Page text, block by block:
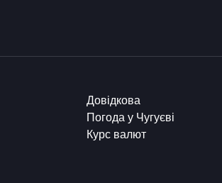
Довідкова
Погода у Чугуєві
Курс валют